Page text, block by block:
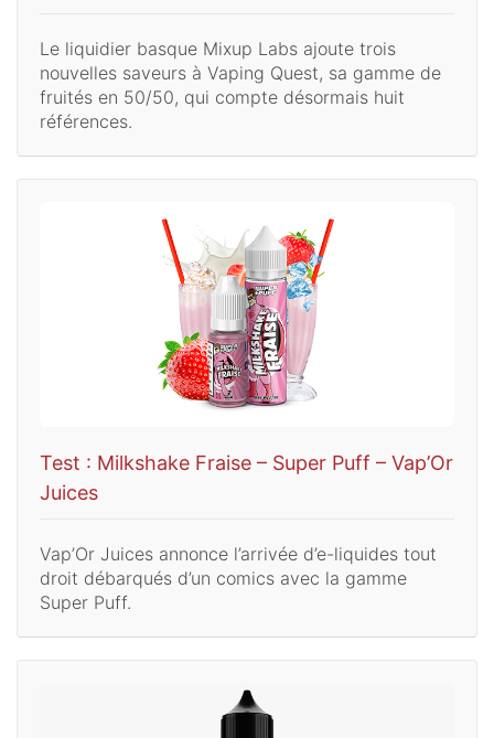
Le liquidier basque Mixup Labs ajoute trois
nouvelles saveurs à Vaping Quest, sa gamme de
fruités en 50/50, qui compte désormais huit
références.
Test : Milkshake Fraise – Super Puff – Vap’Or
Juices
Vap’Or Juices annonce l’arrivée d’e-liquides tout
droit débarqués d’un comics avec la gamme
Super Puff.